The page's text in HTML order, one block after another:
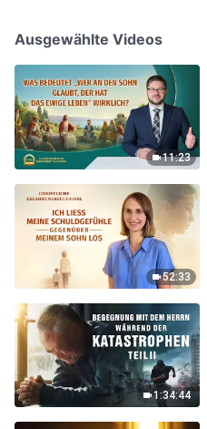
Ausgewählte Videos
11:23
52:33
1:34:44